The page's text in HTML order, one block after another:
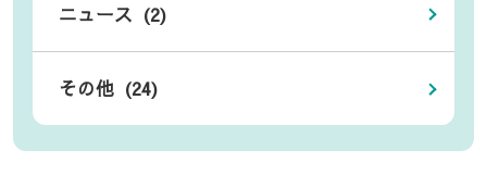
ニュース (2)
その他 (24)